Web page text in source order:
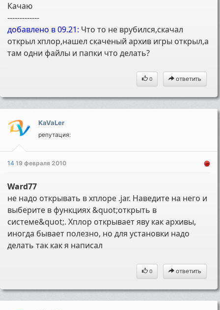
Качаю
-------------
добавлено в 09.21: Что то не врубился,скачал
открыл хплор,нашел скаченый архив игры открыл,а
там одни файлы и папки что делать?
0 ответить
KaVaLer
репутация:
1419 февраля 2010
Ward77
не надо открывать в хплоре .jar. Наведите на него и
выберите в функциях &quot;открыть в
системе&quot;. Хплор открывает яву как архивы,
иногда бывает полезно, но для установки надо
делать так как я написал
0 ответить